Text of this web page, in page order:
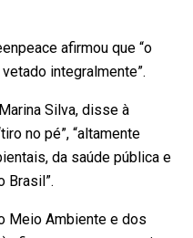
afirmou que “o
integralmente”.
Silva, disse à
no pé”, “altamente
da saúde pública e
Brasil”.
Meio Ambiente e dos